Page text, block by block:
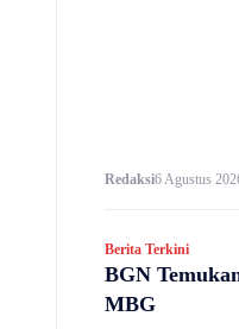
Redaksi6 Agustus
Berita Terkini
BGN
MBG